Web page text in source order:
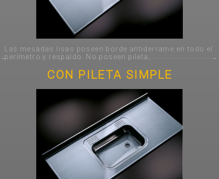
Las mesadas lisas poseen borde antiderrame en todo el
perímetro y respaldo. No poseen pileta.
CON PILETA SIMPLE